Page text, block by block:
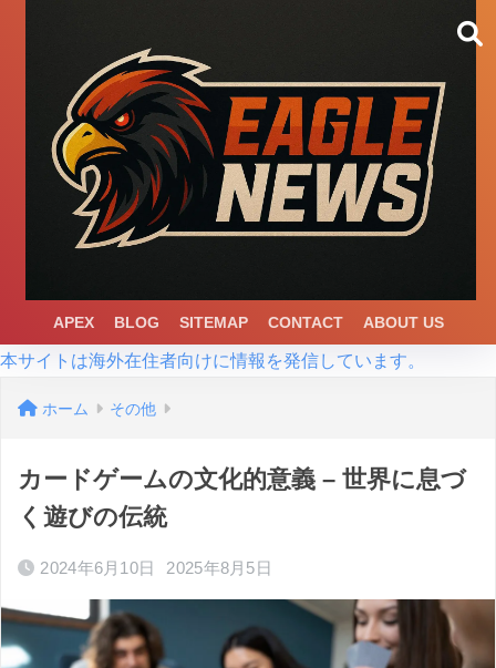
APEX BLOG SITEMAP CONTACT ABOUT US
本サイトは海外在住者向けに情報を発信しています。
ホーム その他
カードゲームの文化的意義 – 世界に息づ
く遊びの伝統
2024年6月10日 2025年8月5日